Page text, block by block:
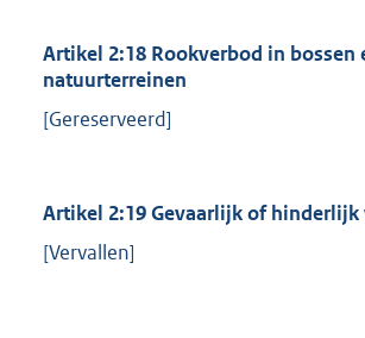
Artikel 2:18 Rookverbod in bossen
natuurterreinen
[Gereserveerd]
Artikel 2:19 Gevaarlijk of hinderlijk
[Vervallen]